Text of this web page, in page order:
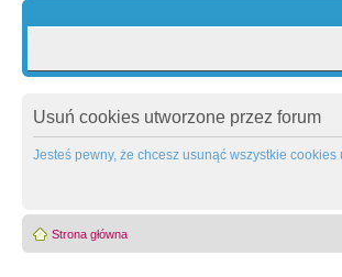
Usuń cookies utworzone przez forum
Jesteś pewny, że chcesz usunąć wszystkie
Strona główna